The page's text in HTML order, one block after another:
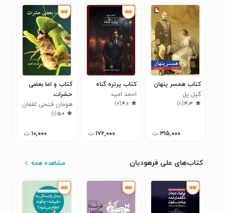
کتاب همسر پنهان
گیل پل
۴٫۳(۱۱)
۳۱۵,۰۰۰ ت
کتاب پرتره گناه
احمد امید
۴٫۱(۷)
۱۷۲,۰۰۰ ت
کتاب و اما بعضی
حشرات
هومان فتحی لقمان
۵٫۰(۱)
۱۰,۰۰۰ ت
کتاب‌های علی فرهودیان مشاهده همه